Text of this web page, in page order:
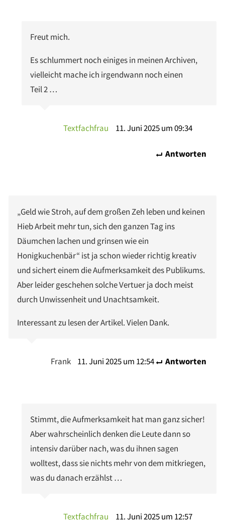
Freut mich.
Es schlummert noch einiges in meinen Archiven,
vielleicht mache ich irgendwann noch einen
Teil 2 …
Textfachfrau 11. Juni 2025 um 09:34
Antworten
„Geld wie Stroh, auf dem großen Zeh leben und keinen
Hieb Arbeit mehr tun, sich den ganzen Tag ins
Däumchen lachen und grinsen wie ein
Honigkuchenbär“ ist ja schon wieder richtig kreativ
und sichert einem die Aufmerksamkeit des Publikums.
Aber leider geschehen solche Vertuer ja doch meist
durch Unwissenheit und Unachtsamkeit.
Interessant zu lesen der Artikel. Vielen Dank.
Frank 11. Juni 2025 um 12:54 Antworten
Stimmt, die Aufmerksamkeit hat man ganz sicher!
Aber wahrscheinlich denken die Leute dann so
intensiv darüber nach, was du ihnen sagen
wolltest, dass sie nichts mehr von dem mitkriegen,
was du danach erzählst …
Textfachfrau 11. Juni 2025 um 12:57